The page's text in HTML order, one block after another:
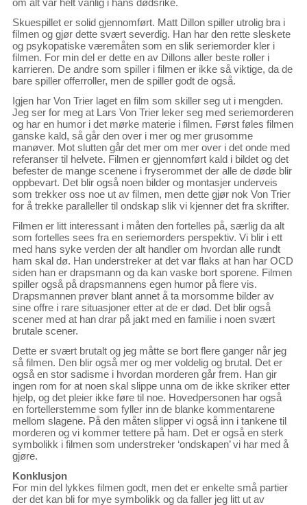
om alt var helt vanlig i hans dødsrike.
Skuespillet er solid gjennomført. Matt Dillon spiller utrolig bra i
filmen og gjør dette svært severdig. Han har den rette sleskete
og psykopatiske væremåten som en slik seriemorder kler i
filmen. For min del er dette en av Dillons aller beste roller i
karrieren. De andre som spiller i filmen er ikke så viktige, da de
bare spiller offerroller, men de spiller godt de også.
Igjen har Von Trier laget en film som skiller seg ut i mengden.
Jeg ser for meg at Lars Von Trier leker seg med seriemorderen
og har en humor i det mørke materie i filmen. Først føles filmen
ganske kald, så går den over i mer og mer grusomme
manøver. Mot slutten går det mer om mer over i det onde med
referanser til helvete. Filmen er gjennomført kald i bildet og det
befester de mange scenene i fryserommet der alle de døde blir
oppbevart. Det blir også noen bilder og montasjer underveis
som trekker oss noe ut av filmen, men dette gjør nok Von Trier
for å trekke paralleller til ondskap slik vi kjenner det fra skrifter.
Filmen er litt interessant i måten den fortelles på, særlig da alt
som fortelles sees fra en seriemorders perspektiv. Vi blir i ett
med hans syke verden der alt handler om hvordan alle rundt
ham skal dø. Han understreker at det var flaks at han har OCD
siden han er drapsmann og da kan vaske bort sporene. Filmen
spiller også på drapsmannens egen humor på flere vis.
Drapsmannen prøver blant annet å ta morsomme bilder av
sine offre i rare situasjoner etter at de er død. Det blir også
scener med at han drar på jakt med en familie i noen svært
brutale scener.
Dette er svært brutalt og jeg måtte se bort flere ganger når jeg
så filmen. Den blir også mer og mer voldelig og brutal. Det er
også en stor sadisme i hvordan morderen går frem. Han gir
ingen rom for at noen skal slippe unna om de ikke skriker etter
hjelp, og det pleier ikke føre til noe. Hovedpersonen har også
en fortellerstemme som fyller inn de blanke kommentarene
mellom slagene. På den måten slipper vi også inn i tankene til
morderen og vi kommer tettere på ham. Det er også en sterk
symbolikk i filmen som understreker ‘ondskapen’ vi har med å
gjøre.
Konklusjon
For min del lykkes filmen godt, men det er enkelte små partier
der det kan bli for mye symbolikk og da faller jeg litt ut av